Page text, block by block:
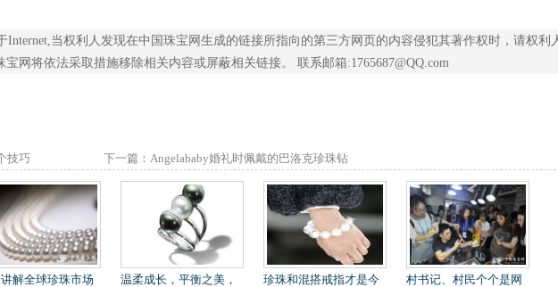
Internet,当权利人发现在中国珠宝网生成的链接所指向的第三方网页的内容侵犯其著作权时，请权利
宝网将依法采取措施移除相关内容或屏蔽相关链接。 联系邮箱:1765687@QQ.com
技巧 下一篇： Angelababy婚礼时佩戴的巴洛克珍珠钻
石胸针
解全球珍珠市场
温柔成长，平衡之美，
珍珠和混搭戒指才是今
村书记、村民个个是网